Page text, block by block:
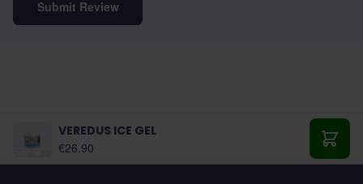
Submit Review
VEREDUS ICE GEL
€26.90
Add